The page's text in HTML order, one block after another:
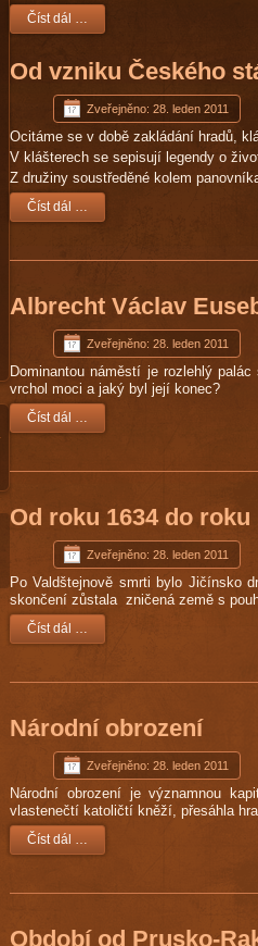
Číst dál …
Od vzniku Českého
Zveřejněno: 28. leden 2011
Ocitáme se v době zakládání hradů,
V klášterech se sepisují legendy o
Z družiny soustředěné kolem
Číst dál …
Albrecht Václav
Zveřejněno: 28. leden 2011
Dominantou náměstí je rozlehlý
vrchol moci a jaký byl její konec?
Číst dál …
Od roku 1634 do roku
Zveřejněno: 28. leden 2011
Po Valdštejnově smrti bylo Jičínsko
skončení zůstala zničená země s
Číst dál …
Národní obrození
Zveřejněno: 28. leden 2011
Národní obrození je významnou
vlastenečtí katoličtí kněží, přesáhla
Číst dál …
Období od Prusko-